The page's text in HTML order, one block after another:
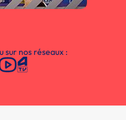
sur nos réseaux :